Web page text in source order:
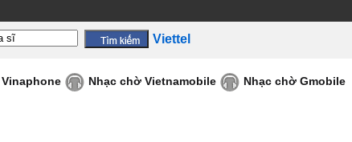
Viettel
Nhạc chờ Vietnamobile Nhạc chờ Gmobile